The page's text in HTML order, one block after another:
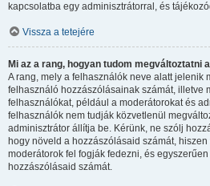
kapcsolatba egy adminisztrátorral, és
Vissza a tetejére
Mi az a rang, hogyan tudom megváltoztatni
A rang, mely a felhasználók neve alatt jelenik
felhasználó hozzászólásainak számát, illetve
felhasználókat, például a moderátorokat és
felhasználók nem tudják közvetlenül
adminisztrátor állítja be. Kérünk, ne szólj
hogy növeld a hozzászólásaid számát,
moderátorok fel fogják fedezni, és
hozzászólásaid számát.